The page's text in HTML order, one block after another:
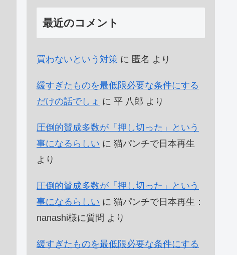
最近のコメント
買わないという対策 に 匿名 より
緩すぎたものを最低限必要な条件にする
だけの話でしょ に 平 八郎 より
圧倒的賛成多数が「押し切った」という
事になるらしい に 猫パンチで日本再生
より
圧倒的賛成多数が「押し切った」という
事になるらしい に 猫パンチで日本再生：
nanashi様に質問 より
緩すぎたものを最低限必要な条件にする